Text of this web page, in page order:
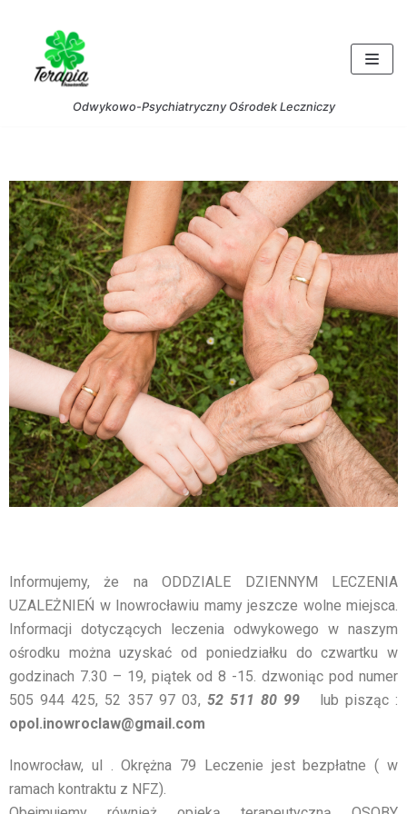
treści
Odwykowo-Psychiatryczny Ośrodek Leczniczy
Informujemy, że na ODDZIALE DZIENNYM LECZENIA
UZALEŻNIEŃ w Inowrocławiu mamy jeszcze wolne miejsca.
Informacji dotyczących leczenia odwykowego w naszym
ośrodku można uzyskać od poniedziałku do czwartku w
godzinach 7.30 – 19, piątek od 8 -15. dzwoniąc pod numer
505 944 425, 52 357 97 03, 52 511 80 99
lub pisząc :
opol.inowroclaw@gmail.com
Inowrocław, ul . Okrężna 79 Leczenie jest bezpłatne ( w
ramach kontraktu z NFZ).